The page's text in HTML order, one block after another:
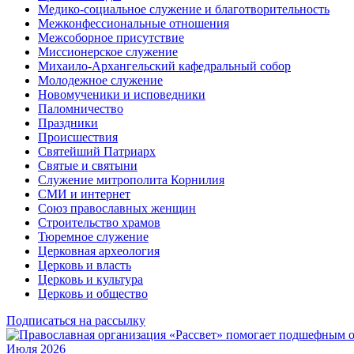
Медико-социальное служение и благотворительность
Межконфессиональные отношения
Межсоборное присутствие
Миссионерское служение
Михаило-Архангельский кафедральный собор
Молодежное служение
Новомученики и исповедники
Паломничество
Праздники
Происшествия
Святейший Патриарх
Святые и святыни
Служение митрополита Корнилия
СМИ и интернет
Союз православных женщин
Строительство храмов
Тюремное служение
Церковная археология
Церковь и власть
Церковь и культура
Церковь и общество
Подписаться на рассылку
Июля 2026